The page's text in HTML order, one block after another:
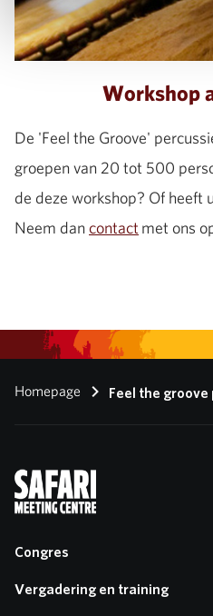
Workshop
De 'Feel the Groove'
groepen van 20 tot 500
de deze workshop? Of heeft
Neem dancontactmet ons
Homepage Feel the
Congres
Vergadering en training